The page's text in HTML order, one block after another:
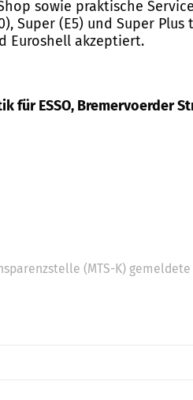
sowie praktische
Super (E5) und Super Plus
Euroshell akzeptiert.
für ESSO, Bremervoerder
(MTS-K)